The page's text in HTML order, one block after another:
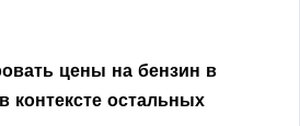
цены на бензин в
контексте остальных